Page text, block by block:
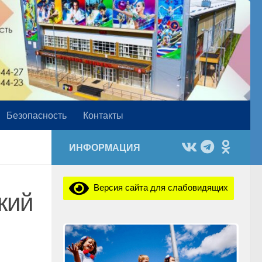
Безопасность Контакты
ИНФОРМАЦИЯ
Версия сайта для слабовидящих